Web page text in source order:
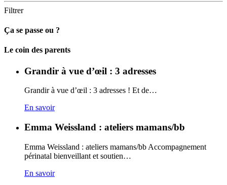
Filtrer
Ça se passe ou ?
Carto
Le coin des parents
Grandir à vue d’œil : 3 adresses
Grandir à vue d’œil : 3 adresses ! Et de…
En savoir
Emma Weissland : ateliers mamans/bb
Emma Weissland : ateliers mamans/bb Accompagnement
périnatal bienveillant et soutien…
En savoir